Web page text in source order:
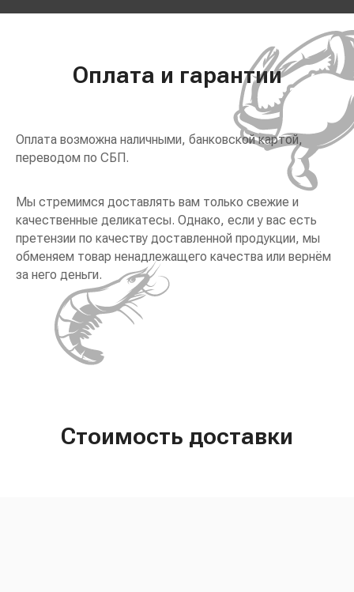
Оплата и гарантии
Оплата возможна наличными, банковской картой,
переводом по СБП.
Мы стремимся доставлять вам только свежие и
качественные деликатесы. Однако, если у вас есть
претензии по качеству доставленной продукции, мы
обменяем товар ненадлежащего качества или вернём
за него деньги.
Стоимость доставки